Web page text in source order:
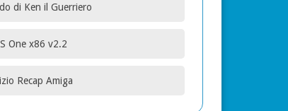
di Ken il Guerriero
One x86 v2.2
Recap Amiga